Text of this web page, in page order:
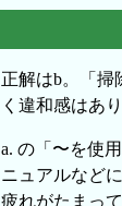
正解はb。「掃
く違和感はあ
a. の「〜を使
ニュアルなど
疲れがたまっ